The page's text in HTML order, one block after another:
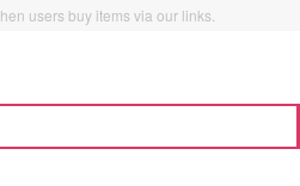
users buy items via our links.